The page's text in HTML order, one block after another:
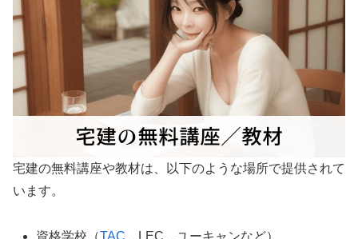
宅建の無料講座や教材は、以下のような場所で提供されて
います。
資格学校（TAC 、LEC、ユーキャンなど）